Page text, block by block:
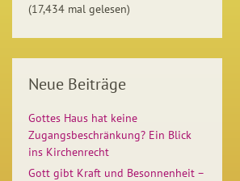
(17,434 mal gelesen)
Neue Beiträge
Gottes Haus hat keine
Zugangsbeschränkung? Ein Blick
ins Kirchenrecht
Gott gibt Kraft und Besonnenheit –